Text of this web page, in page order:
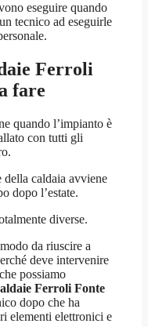
eseguire quando
tecnico ad eseguirle
Ferroli
fare
quando l’impianto è
con tutti gli
caldaia avviene
dopo l’estate.
diverse.
da riuscire a
deve intervenire
possiamo
Ferroli Fonte
dopo che ha
elementi elettronici e